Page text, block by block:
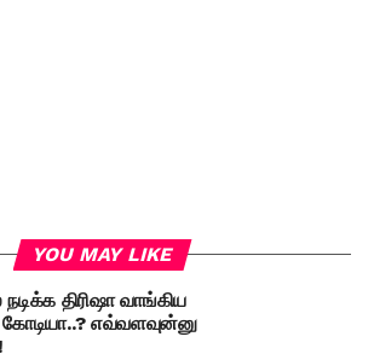
YOU MAY LIKE
திரிஷா வாங்கிய
எவ்வளவுன்னு